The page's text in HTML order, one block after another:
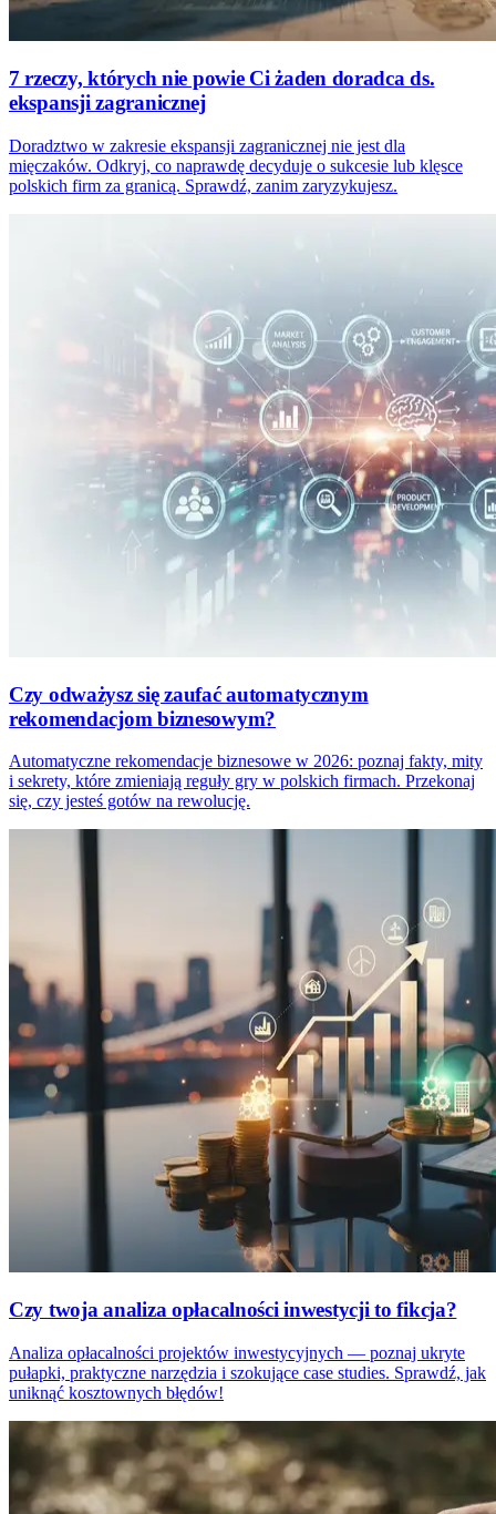
7 rzeczy, których nie powie Ci żaden doradca ds.
ekspansji zagranicznej
Doradztwo w zakresie ekspansji zagranicznej nie jest dla
mięczaków. Odkryj, co naprawdę decyduje o sukcesie lub klęsce
polskich firm za granicą. Sprawdź, zanim zaryzykujesz.
Czy odważysz się zaufać automatycznym
rekomendacjom biznesowym?
Automatyczne rekomendacje biznesowe w 2026: poznaj fakty, mity
i sekrety, które zmieniają reguły gry w polskich firmach. Przekonaj
się, czy jesteś gotów na rewolucję.
Czy twoja analiza opłacalności inwestycji to fikcja?
Analiza opłacalności projektów inwestycyjnych — poznaj ukryte
pułapki, praktyczne narzędzia i szokujące case studies. Sprawdź, jak
uniknąć kosztownych błędów!